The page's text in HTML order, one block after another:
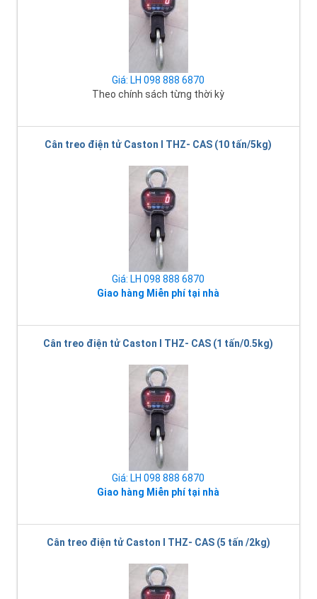
Giá: LH 098 888 6870
Theo chính sách từng thời kỳ
Cân treo điện tử Caston I THZ- CAS (10 tấn/5kg)
Giá: LH 098 888 6870
Giao hàng Miễn phí tại nhà
Cân treo điện tử Caston I THZ- CAS (1 tấn/0.5kg)
Giá: LH 098 888 6870
Giao hàng Miễn phí tại nhà
Cân treo điện tử Caston I THZ- CAS (5 tấn /2kg)